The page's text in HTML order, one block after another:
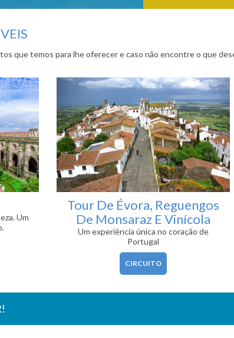
que temos para lhe oferecer e caso não encontre o que
Um
Tour De Évora, Reguengos
De Monsaraz E Vinícola
Um experiência única no coração de
Portugal
CIRCUITO